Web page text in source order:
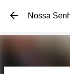
Nossa